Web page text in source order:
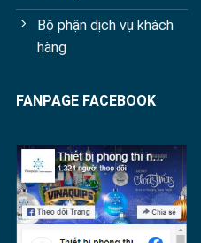
Bộ phận dịch vụ khách
hàng
FANPAGE FACEBOOK